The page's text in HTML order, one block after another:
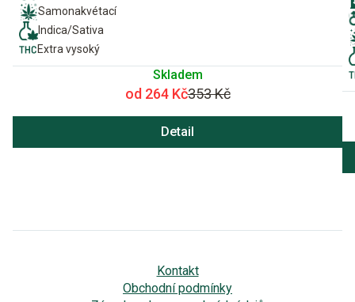
Samonakvétací
Indica/Sativa
Extra vysoký
Skladem
od 264 Kč353 Kč
Detail
Kontakt
Obchodní podmínky